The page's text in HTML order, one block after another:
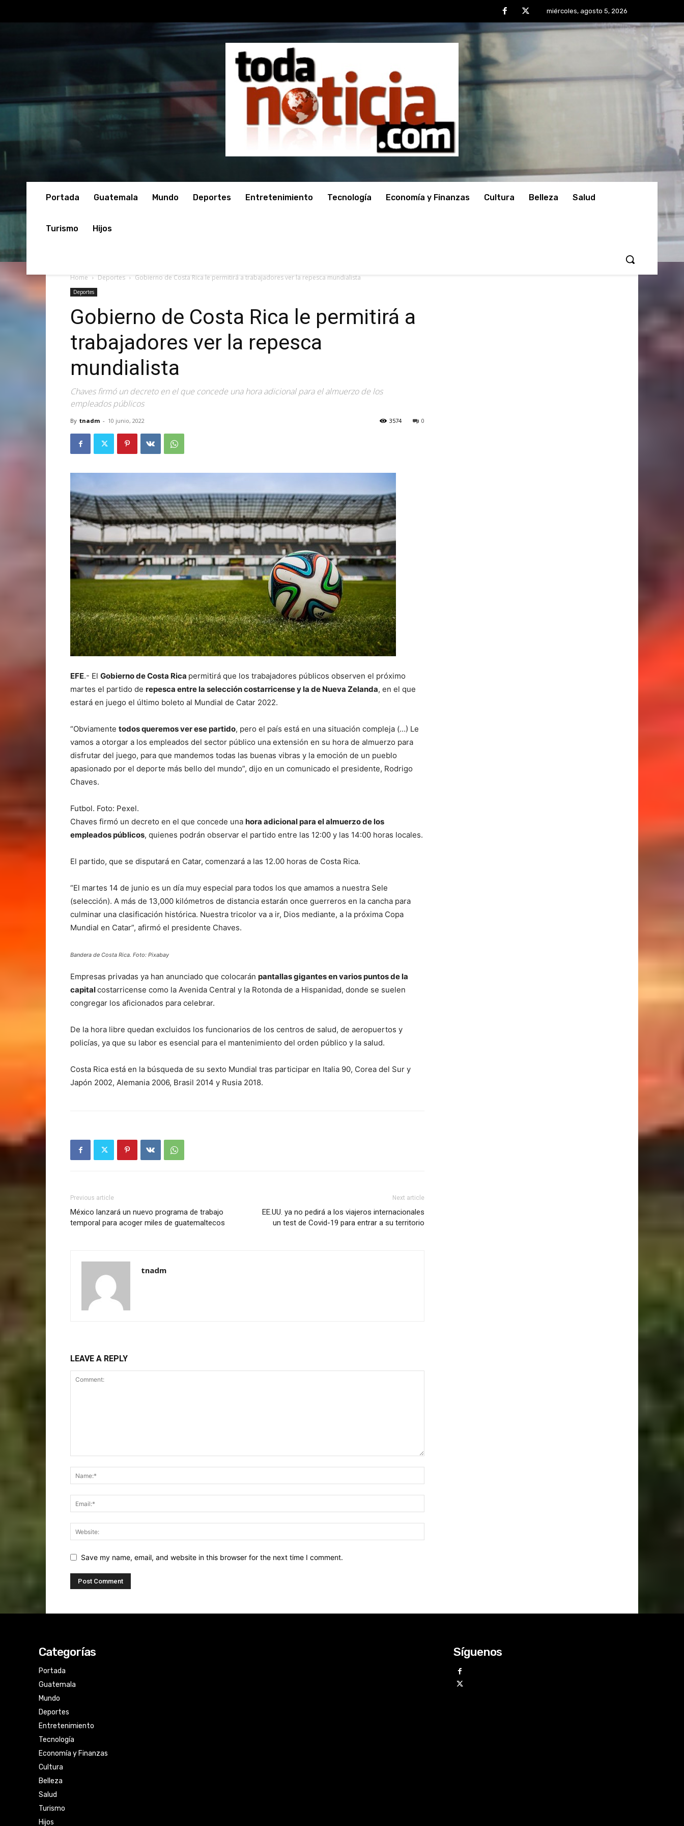
miércoles, agosto 5, 2026
Portada Guatemala Mundo Deportes Entretenimiento Tecnología Economía y Finanzas Cultura Belleza Salud
Turismo Hijos
Home Deportes Gobierno de Costa Rica le permitirá a trabajadores ver la repesca mundialista
Deportes
Gobierno de Costa Rica le permitirá a
trabajadores ver la repesca
mundialista
Chaves firmó un decreto en el que concede una hora adicional para el almuerzo de los
empleados públicos
By tnadm - 10 junio, 2022 0
3574
EFE.- El Gobierno de Costa Rica permitirá que los trabajadores públicos observen el próximo
martes el partido de repesca entre la selección costarricense y la de Nueva Zelanda, en el que
estará en juego el último boleto al Mundial de Catar 2022.
“Obviamente todos queremos ver ese partido, pero el país está en una situación compleja (…) Le
vamos a otorgar a los empleados del sector público una extensión en su hora de almuerzo para
disfrutar del juego, para que mandemos todas las buenas vibras y la emoción de un pueblo
apasionado por el deporte más bello del mundo”, dijo en un comunicado el presidente, Rodrigo
Chaves.
Futbol. Foto: Pexel.
Chaves firmó un decreto en el que concede una hora adicional para el almuerzo de los
empleados públicos, quienes podrán observar el partido entre las 12:00 y las 14:00 horas locales.
El partido, que se disputará en Catar, comenzará a las 12.00 horas de Costa Rica.
“El martes 14 de junio es un día muy especial para todos los que amamos a nuestra Sele
(selección). A más de 13,000 kilómetros de distancia estarán once guerreros en la cancha para
culminar una clasificación histórica. Nuestra tricolor va a ir, Dios mediante, a la próxima Copa
Mundial en Catar”, afirmó el presidente Chaves.
Bandera de Costa Rica. Foto: Pixabay
Empresas privadas ya han anunciado que colocarán pantallas gigantes en varios puntos de la
capitalcostarricense como la Avenida Central y la Rotonda de a Hispanidad, donde se suelen
congregar los aficionados para celebrar.
De la hora libre quedan excluidos los funcionarios de los centros de salud, de aeropuertos y
policías, ya que su labor es esencial para el mantenimiento del orden público y la salud.
Costa Rica está en la búsqueda de su sexto Mundial tras participar en Italia 90, Corea del Sur y
Japón 2002, Alemania 2006, Brasil 2014 y Rusia 2018.
Previous article
México lanzará un nuevo programa de trabajo
temporal para acoger miles de guatemaltecos
Next article
EE.UU. ya no pedirá a los viajeros internacionales
un test de Covid-19 para entrar a su territorio
tnadm
LEAVE A REPLY
Save my name, email, and website in this browser for the next time I comment.
Categorías
Portada
Guatemala
Mundo
Deportes
Entretenimiento
Tecnología
Economía y Finanzas
Cultura
Belleza
Salud
Turismo
Hijos
Síguenos